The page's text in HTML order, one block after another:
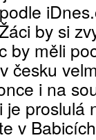
by si
by měli
česku
i na
je proslulá
v